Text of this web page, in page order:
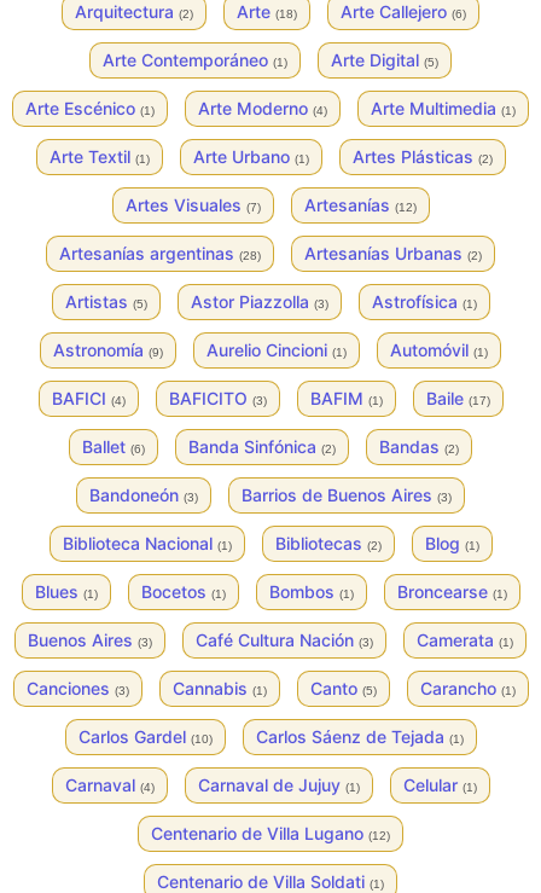
Arquitectura (2) Arte (18) Arte Callejero (6)
Arte Contemporáneo (1) Arte Digital (5)
Arte Escénico (1) Arte Moderno (4) Arte Multimedia (1)
Arte Textil (1) Arte Urbano (1) Artes Plásticas (2)
Artes Visuales (7) Artesanías (12)
Artesanías argentinas (28) Artesanías Urbanas (2)
Artistas (5) Astor Piazzolla (3) Astrofísica (1)
Astronomía (9) Aurelio Cincioni (1) Automóvil (1)
BAFICI (4) BAFICITO (3) BAFIM (1) Baile (17)
Ballet (6) Banda Sinfónica (2) Bandas (2)
Bandoneón (3) Barrios de Buenos Aires (3)
Biblioteca Nacional (1) Bibliotecas (2) Blog (1)
Blues (1) Bocetos (1) Bombos (1) Broncearse (1)
Buenos Aires (3) Café Cultura Nación (3) Camerata (1)
Canciones (3) Cannabis (1) Canto (5) Carancho (1)
Carlos Gardel (10) Carlos Sáenz de Tejada (1)
Carnaval (4) Carnaval de Jujuy (1) Celular (1)
Centenario de Villa Lugano (12)
Centenario de Villa Soldati (1)